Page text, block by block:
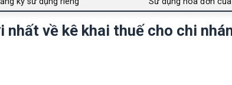
nhất về kê khai thuế cho chi